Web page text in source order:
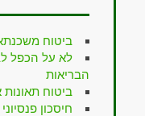
ביטוח
לא על הכפל
הבריאות
ביטוח
חיסכון